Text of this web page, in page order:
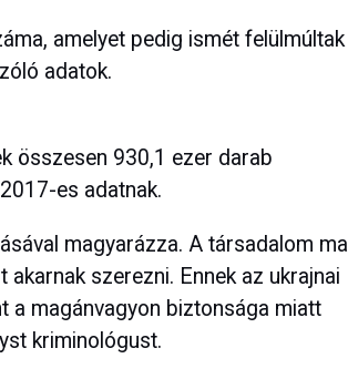
amelyet pedig ismét felülmúltak
adatok.
összesen 930,1 ezer darab
es adatnak.
magyarázza. A társadalom ma
szerezni. Ennek az ukrajnai
a magánvagyon biztonsága miatt
kriminológust.